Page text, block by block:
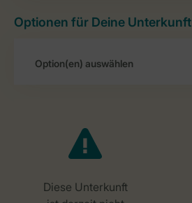
Optionen für Deine Unterkunft